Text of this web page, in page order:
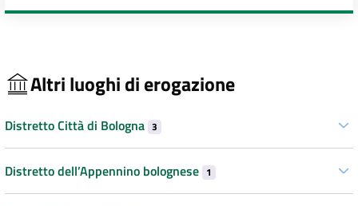
Altri luoghi di erogazione
Distretto Città di Bologna 3
Distretto dell’Appennino bolognese 1